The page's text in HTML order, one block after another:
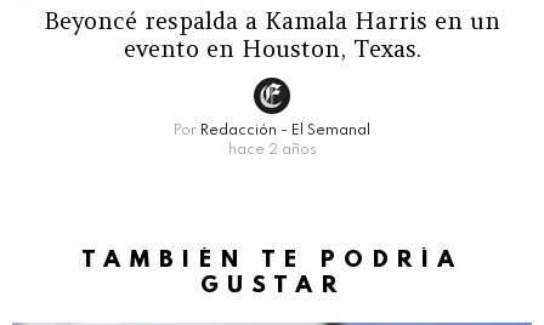
Beyoncé respalda a Kamala Harris en un
evento en Houston, Texas.
Por Redacción - El Semanal
hace 2 años
TAMBIÉN TE PODRÍA
GUSTAR